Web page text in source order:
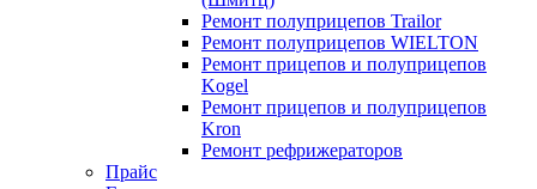
Ремонт полуприцепов Trailor
Ремонт полуприцепов WIELTON
Ремонт прицепов и полуприцепов
Kogel
Ремонт прицепов и полуприцепов
Kron
Ремонт рефрижераторов
Прайс